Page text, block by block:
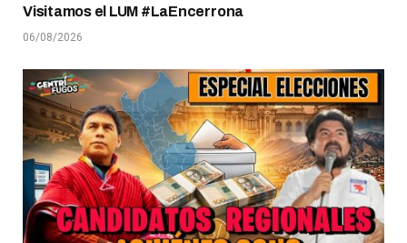
Visitamos el LUM #LaEncerrona
06/08/2026